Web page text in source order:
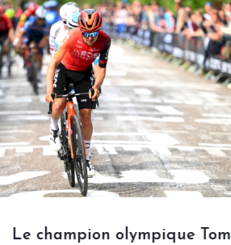
Le champion olympique Tom